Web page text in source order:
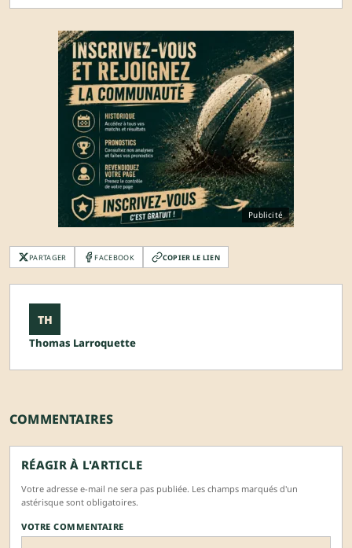
Publicité
PARTAGER FACEBOOK COPIER LE LIEN
TH
Thomas Larroquette
COMMENTAIRES
RÉAGIR À L'ARTICLE
Votre adresse e-mail ne sera pas publiée. Les champs marqués d'un
astérisque sont obligatoires.
VOTRE COMMENTAIRE